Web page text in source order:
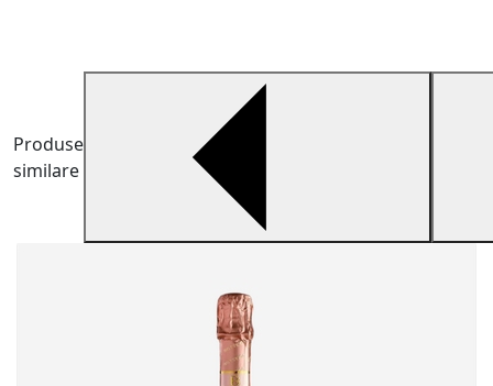
Produse
similare